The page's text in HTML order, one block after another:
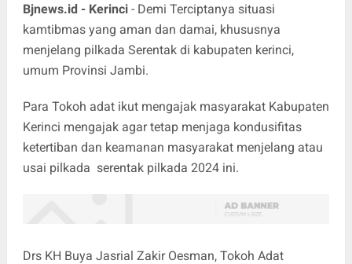
Bjnews.id - Kerinci- Demi Terciptanya situasi
kamtibmas yang aman dan damai, khususnya
menjelang pilkada Serentak di kabupaten kerinci,
umum Provinsi Jambi.
Para Tokoh adat ikut mengajak masyarakat Kabupaten
Kerinci mengajak agar tetap menjaga kondusifitas
ketertiban dan keamanan masyarakat menjelang atau
usai pilkada serentak pilkada 2024 ini.
Drs KH Buya Jasrial Zakir Oesman, Tokoh Adat